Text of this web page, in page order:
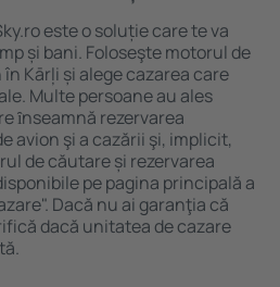
este o soluție care te va
și bani. Foloseşte motorul de
Kārļi și alege cazarea care
Multe persoane au ales
ȋnseamnă rezervarea
avion şi a cazării şi, implicit,
de căutare și rezervarea
pe pagina principală a
Dacă nu ai garanţia că
dacă unitatea de cazare